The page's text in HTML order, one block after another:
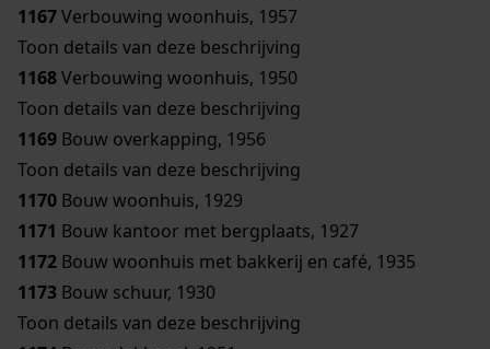
1167Verbouwing woonhuis, 1957
Toon details van deze beschrijving
1168Verbouwing woonhuis, 1950
Toon details van deze beschrijving
1169 Bouw overkapping, 1956
Toon details van deze beschrijving
1170 Bouw woonhuis, 1929
1171 Bouw kantoor met bergplaats, 1927
1172 Bouw woonhuis met bakkerij en café, 1935
1173 Bouw schuur, 1930
Toon details van deze beschrijving